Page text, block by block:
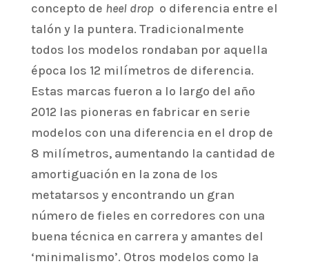
concepto de heel dropo diferencia entre el
talón y la puntera. Tradicionalmente
todos los modelos rondaban por aquella
época los 12 milímetros de diferencia.
Estas marcas fueron a lo largo del año
2012 las pioneras en fabricar en serie
modelos con una diferencia en el drop de
8 milímetros, aumentando la cantidad de
amortiguación en la zona de los
metatarsos y encontrando un gran
número de fieles en corredores con una
buena técnica en carrera y amantes del
‘minimalismo’. Otros modelos como la